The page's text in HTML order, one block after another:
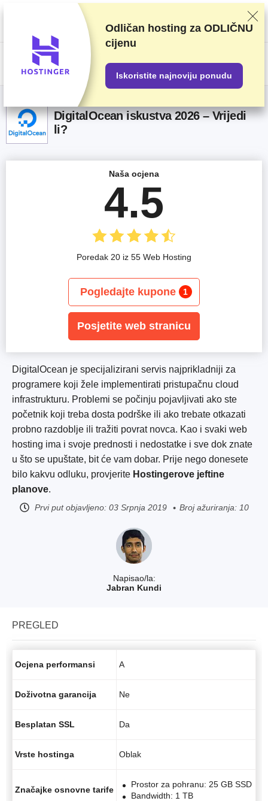
Ocjenjujemo dobavljače na temelju rigoroznog testiranja i istraživanja, ali
također uzimamo u obzir vaše povratne informacije i naše komercijalne
ugovore s pružateljima usluga. Ova stranica sadrži partnerske veze.
Transparentnost oglašavanja
US$
DigitalOcean iskustva 2026 – Vrijedi
li?
Napisao/la:
Jabran Kundi
DigitalOcean je specijalizirani servis najprikladniji za
programere koji žele implementirati pristupačnu cloud
infrastrukturu. Problemi se počinju pojavljivati ako ste
početnik koji treba dosta podrške ili ako trebate otkazati
probno razdoblje ili tražiti povrat novca. Kao i svaki web
hosting ima i svoje prednosti i nedostatke i sve dok znate
u što se upuštate, bit će vam dobar. Prije nego donesete
bilo kakvu odluku, provjerite Hostingerove jeftine
planove.
Prvi put objavljeno: 03 Srpnja 2019 Broj ažuriranja: 10
Naša ocjena
4.5
Poredak 20 iz 55 Web Hosting
Pogledajte kupone 1
Posjetite web stranicu
PREGLED
Ocjena performansi A
Doživotna garancija Ne
Besplatan SSL Da
Vrste hostinga Oblak
Značajke osnovne tarife
Prostor za pohranu: 25 GB SSD
Bandwidth: 1 TB
Odličan hosting za ODLIČNU
cijenu
Iskoristite najnoviju ponudu